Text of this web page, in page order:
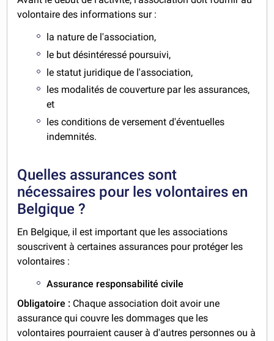
volontaire des informations sur :
la nature de l'association,
le but désintéressé poursuivi,
le statut juridique de l'association,
les modalités de couverture par les assurances,
et
les conditions de versement d'éventuelles
indemnités.
Quelles assurances sont
nécessaires pour les volontaires en
Belgique ?
En Belgique, il est important que les associations
souscrivent à certaines assurances pour protéger les
volontaires :
Assurance responsabilité civile
Obligatoire : Chaque association doit avoir une
assurance qui couvre les dommages que les
volontaires pourraient causer à d'autres personnes ou à